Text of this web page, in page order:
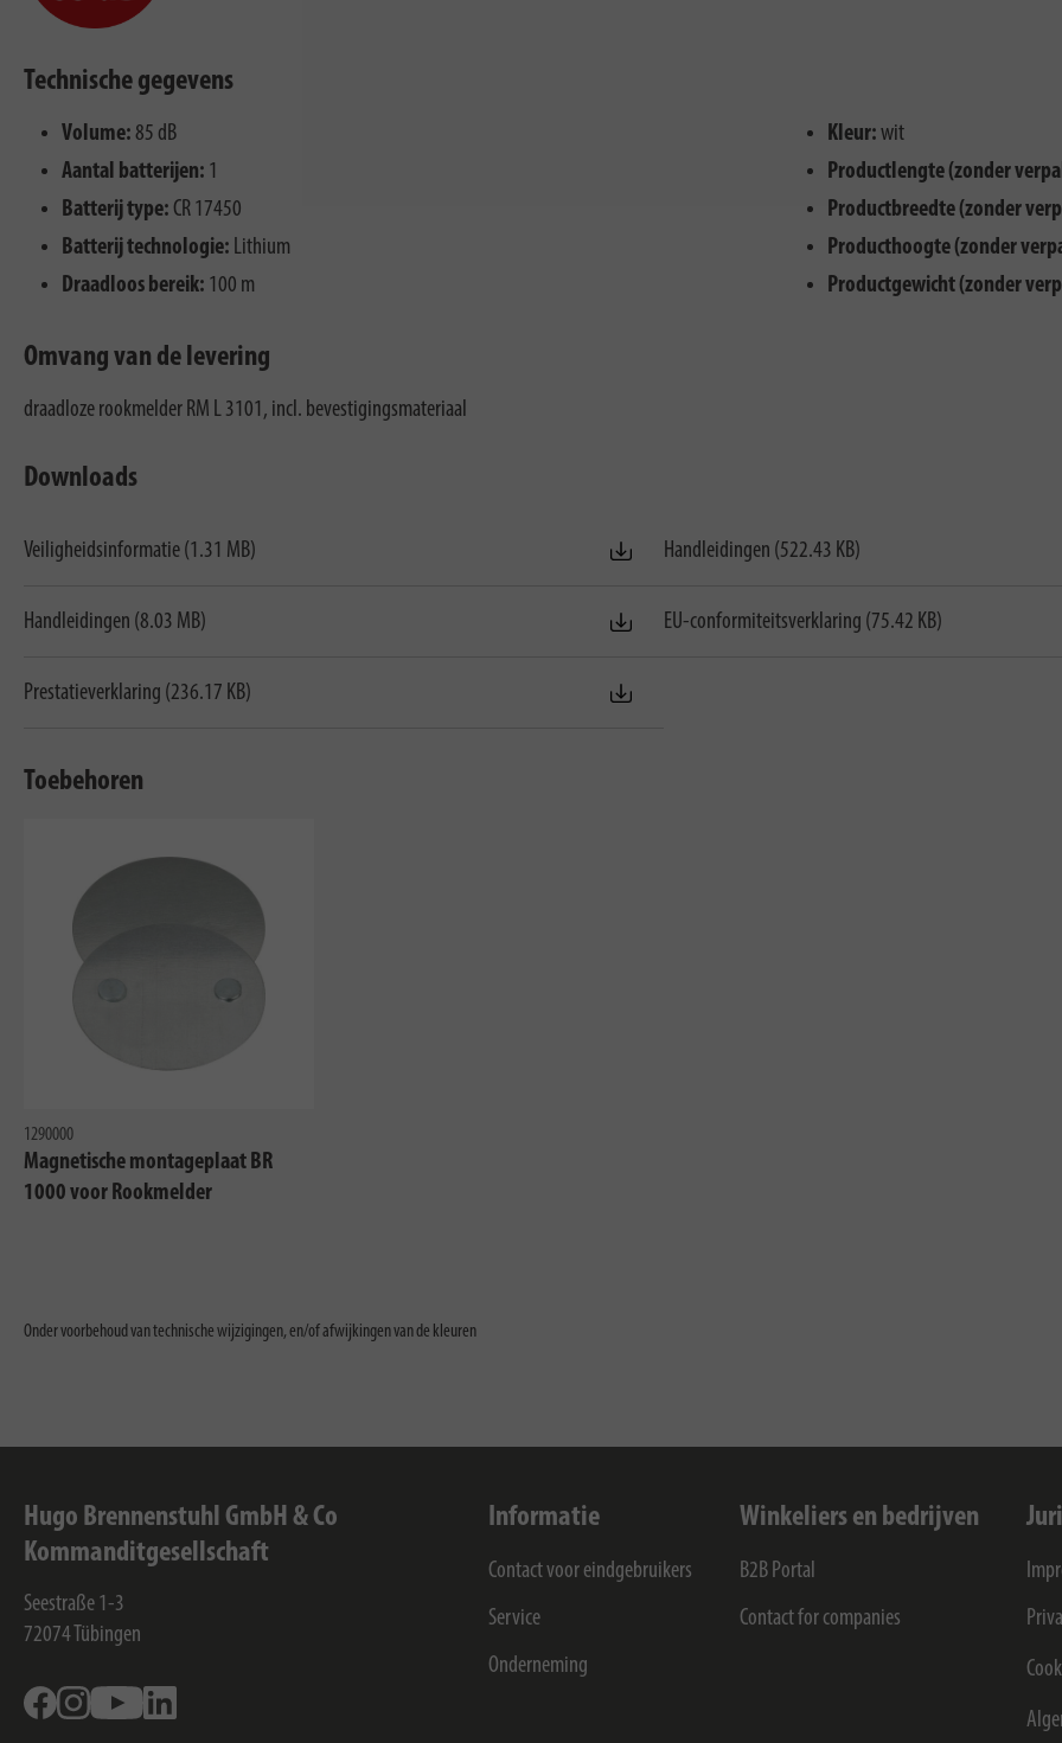
Technische gegevens
Volume: 85 dB
Aantal batterijen: 1
Batterij type: CR 17450
Batterij technologie: Lithium
Draadloos bereik: 100 m
Kleur: wit
Productlengte (zonder
Productbreedte (zonder
Producthoogte (zonder
Productgewicht (zonder
Omvang van de levering
draadloze rookmelder RM L 3101, incl. bevestigingsmateriaal
Downloads
Veiligheidsinformatie (1.31 MB) Handleidingen (522.43 KB)
Handleidingen (8.03 MB) EU-conformiteitsverklaring (75.42 KB)
Prestatieverklaring (236.17 KB)
Toebehoren
1290000
Magnetische montageplaat BR
1000 voor Rookmelder
Onder voorbehoud van technische wijzigingen, en/of afwijkingen van de kleuren
Hugo Brennenstuhl GmbH & Co
Kommanditgesellschaft
Seestraße 1-3
72074 Tübingen
FacebookInstagramYoutube
Informatie
Contact voor eindgebruikers
Service
Onderneming
Winkeliers en bedrijven
B2B Portal
Contact for companies